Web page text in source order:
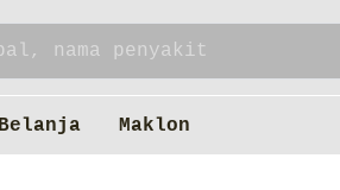
Belanja Maklon